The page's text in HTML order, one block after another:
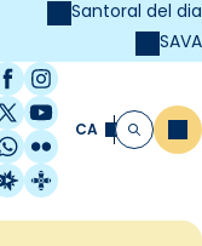
Santoral del dia
SAVA
Instagram
/ Twitter
YouTube
Flickr
Estel
Catalunya
CA Cerca